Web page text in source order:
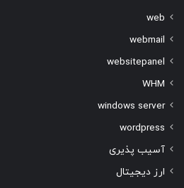
web
webmail
websitepanel
WHM
windows server
wordpress
آسیب پذیری
ارز دیجیتال